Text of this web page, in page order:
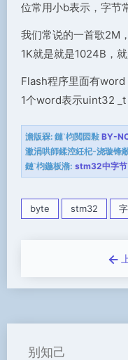
位常用小b表示，字节
我们常说的一首歌2M
1K就是就是1024B，
Flash程序里面有
1个word表示uint32
澹版槑: 鏈枃閲囩敤 BY-
潎涓哄師鍒涳紝杞浇璇锋
鏈枃鍦板潃: stm32中字节
byte stm32
别知己